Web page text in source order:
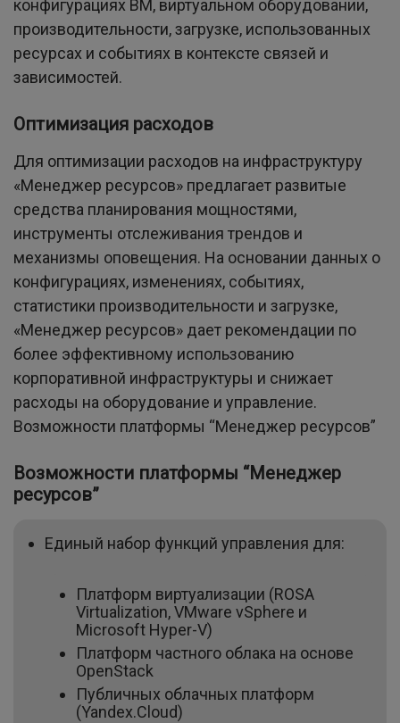
конфигурациях ВМ, виртуальном оборудовании,
производительности, загрузке, использованных
ресурсах и событиях в контексте связей и
зависимостей.
Оптимизация расходов
Для оптимизации расходов на инфраструктуру
«Менеджер ресурсов» предлагает развитые
средства планирования мощностями,
инструменты отслеживания трендов и
механизмы оповещения. На основании данных о
конфигурациях, изменениях, событиях,
статистики производительности и загрузке,
«Менеджер ресурсов» дает рекомендации по
более эффективному использованию
корпоративной инфраструктуры и снижает
расходы на оборудование и управление.
Возможности платформы “Менеджер ресурсов”
Возможности платформы “Менеджер
ресурсов”
Единый набор функций управления для:
Платформ виртуализации (ROSA
Virtualization, VMware vSphere и
Microsoft Hyper-V)
Платформ частного облака на основе
OpenStack
Публичных облачных платформ
(Yandex.Cloud)